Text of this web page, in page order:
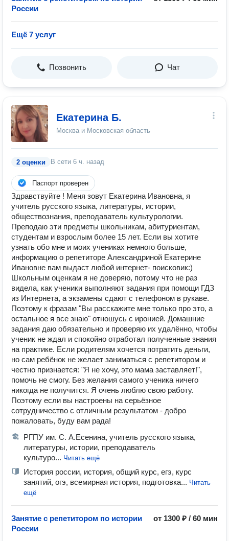
России
Ещё 7 услуг
Позвонить Чат
Екатерина Б.
Москва и Московская область
2 оценки В сети 6 ч. назад
Паспорт проверен
Здравствуйте ! Меня зовут Екатерина Ивановна, я
учитель русского языка, литературы, истории,
обществознания, преподаватель культурологии.
Преподаю эти предметы школьникам, абитуриентам,
студентам и взрослым более 15 лет. Если вы хотите
узнать обо мне и моих учениках немного больше,
информацию о репетиторе Александриной Екатерине
Ивановне вам выдаст любой интернет- поисковик:)
Школьным оценкам я не доверяю, потому что не раз
видела, как ученики выполняют задания при помощи ГДЗ
из Интернета, а экзамены сдают с телефоном в рукаве.
Поэтому к фразам "Вы расскажите мне только про это, а
остальное я все знаю" отношусь с иронией. Домашние
задания даю обязательно и проверяю их удалённо, чтобы
ученик не ждал и спокойно отработал полученные знания
на практике. Если родителям хочется потратить деньги,
но сам ребёнок не желает заниматься с репетитором и
честно признается: "Я не хочу, это мама заставляет!",
помочь не смогу. Без желания самого ученика ничего
никогда не получится. Я очень люблю свою работу.
Поэтому если вы настроены на серьёзное
сотрудничество с отличным результатом - добро
пожаловать, буду вам рада!
РГПУ им. С. А.Есенина, учитель русского языка,
литературы, истории, преподаватель
культуро... Читать ещё
История россии, история, общий курс, егэ, курс
занятий, огэ, всемирная история, подготовка... Читать
ещё
Занятие с репетитором по истории
России
от 1300 ₽ / 60 мин